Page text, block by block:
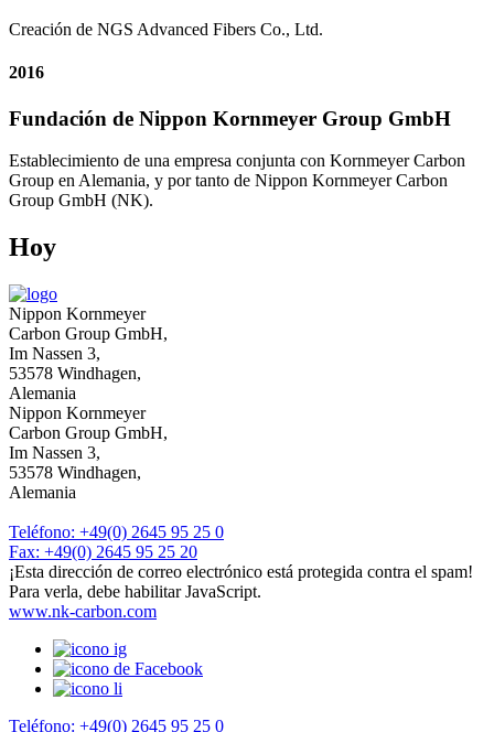
Creación de NGS Advanced Fibers Co., Ltd.
2016
Fundación de Nippon Kornmeyer Group GmbH
Establecimiento de una empresa conjunta con Kornmeyer Carbon
Group en Alemania, y por tanto de Nippon Kornmeyer Carbon
Group GmbH (NK).
Hoy
Nippon Kornmeyer
Carbon Group GmbH,
Im Nassen 3,
53578 Windhagen,
Alemania
Nippon Kornmeyer
Carbon Group GmbH,
Im Nassen 3,
53578 Windhagen,
Alemania
Teléfono: +49(0) 2645 95 25 0
Fax: +49(0) 2645 95 25 20
¡Esta dirección de correo electrónico está protegida contra el spam!
Para verla, debe habilitar JavaScript.
www.nk-carbon.com
Teléfono: +49(0) 2645 95 25 0